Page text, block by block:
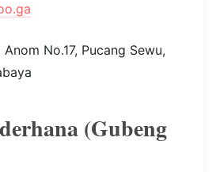
No.17, Pucang Sewu,
(Gubeng